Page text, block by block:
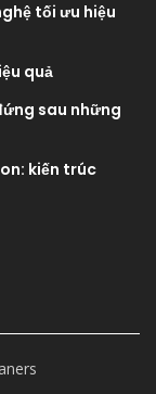
tối ưu hiệu
quả
sau những
kiến trúc